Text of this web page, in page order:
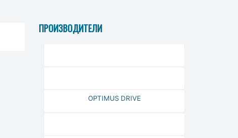
ПРОИЗВОДИТЕЛИ
OPTIMUS DRIVE